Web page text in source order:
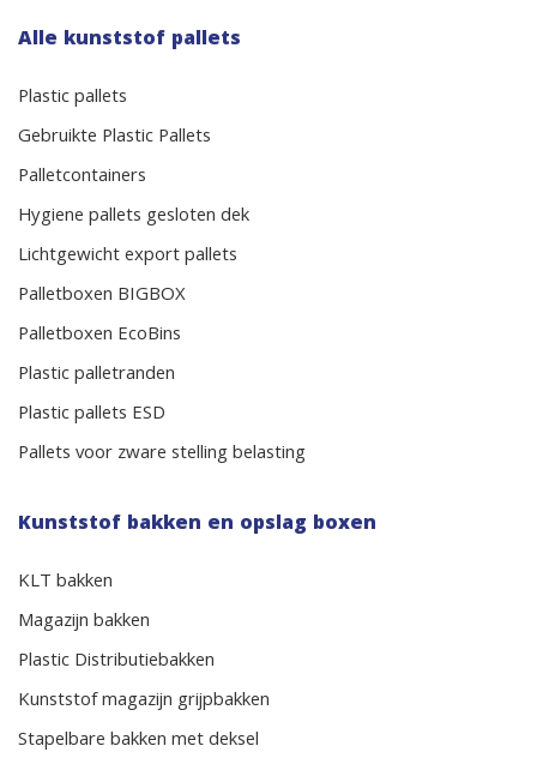
Alle kunststof pallets
Plastic pallets
Gebruikte Plastic Pallets
Palletcontainers
Hygiene pallets gesloten dek
Lichtgewicht export pallets
Palletboxen BIGBOX
Palletboxen EcoBins
Plastic palletranden
Plastic pallets ESD
Pallets voor zware stelling belasting
Kunststof bakken en opslag boxen
KLT bakken
Magazijn bakken
Plastic Distributiebakken
Kunststof magazijn grijpbakken
Stapelbare bakken met deksel